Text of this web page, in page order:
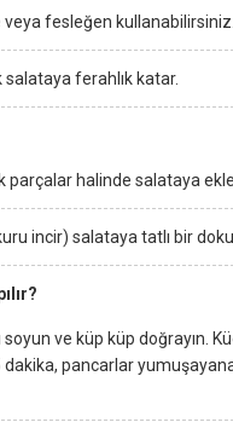
fesleğen
ferahlık katar.
parçalar halinde salataya
incir) salataya tatlı bir
soyun ve küp küp
pancarlar